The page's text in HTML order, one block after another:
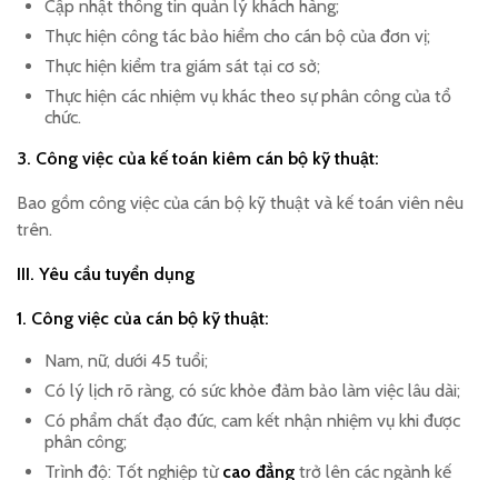
Cập nhật thông tin quản lý khách hàng;
Thực hiện công tác bảo hiểm cho cán bộ của đơn vị;
Thực hiện kiểm tra giám sát tại cơ sở;
Thực hiện các nhiệm vụ khác theo sự phân công của tổ
chức.
3. Công việc của kế toán kiêm cán bộ kỹ thuật:
Bao gồm công việc của cán bộ kỹ thuật và kế toán viên nêu
trên.
III. Yêu cầu tuyển dụng
1. Công việc của cán bộ kỹ thuật:
Nam, nữ, dưới 45 tuổi;
Có lý lịch rõ ràng, có sức khỏe đảm bảo làm việc lâu dài;
Có phẩm chất đạo đức, cam kết nhận nhiệm vụ khi được
phân công;
Trình độ: Tốt nghiệp từcao đẳng trở lên các ngành kế